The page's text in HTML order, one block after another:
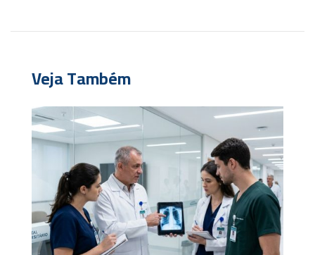
Veja Também